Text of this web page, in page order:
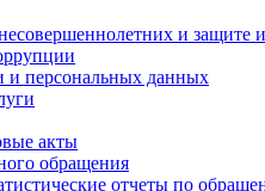
и защите
персональных данных
акты
обращения
отчеты по